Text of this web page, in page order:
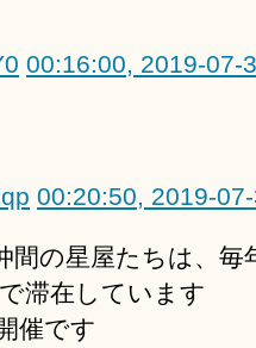
00:16:00, 2019-07-
00:20:50, 2019-
間の星屋たちは、毎
滞在しています
催です